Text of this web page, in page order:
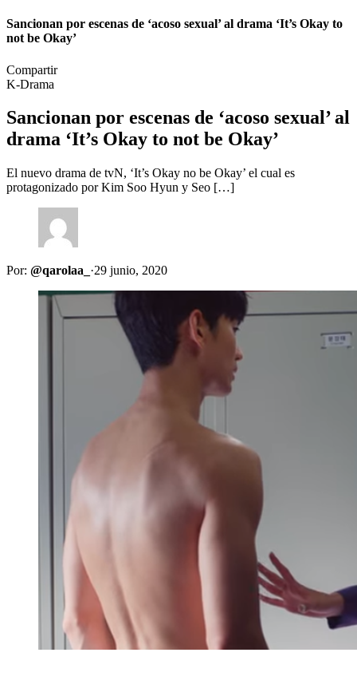
Sancionan por escenas de ‘acoso sexual’ al drama ‘It’s Okay to
not be Okay’
Compartir
K-Drama
Sancionan por escenas de ‘acoso sexual’ al
drama ‘It’s Okay to not be Okay’
El nuevo drama de tvN, ‘It’s Okay no be Okay’ el cual es
protagonizado por Kim Soo Hyun y Seo […]
Por: @qarolaa_ ·29 junio, 2020